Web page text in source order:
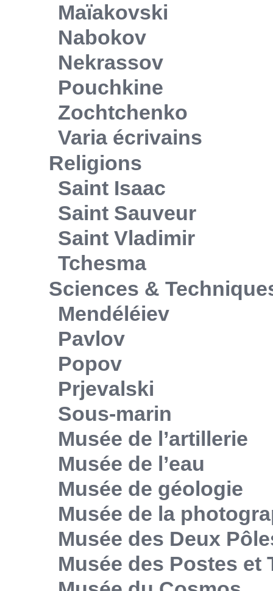
Maïakovski
Nabokov
Nekrassov
Pouchkine
Zochtchenko
Varia écrivains
Religions
Saint Isaac
Saint Sauveur
Saint Vladimir
Tchesma
Sciences &
Mendéléiev
Pavlov
Popov
Prjevalski
Sous-marin
Musée de l’artillerie
Musée de l’eau
Musée de géologie
Musée de la
Musée des Deux
Musée des Postes